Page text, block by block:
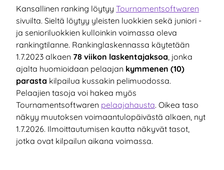
Kansallinen ranking löytyy Tournamentsoftwaren
sivuilta. Sieltä löytyy yleisten luokkien sekä juniori -
ja senioriluokkien kulloinkin voimassa oleva
rankingtilanne. Rankinglaskennassa käytetään
1.7.2023 alkaen 78 viikon laskentajaksoa, jonka
ajalta huomioidaan pelaajan kymmenen (10)
parasta kilpailua kussakin pelimuodossa.
Pelaajien tasoja voi hakea myös
Tournamentsoftwaren pelaajahausta. Oikea taso
näkyy muutoksen voimaantulopäivästä alkaen, nyt
1.7.2026. Ilmoittautumisen kautta näkyvät tasot,
jotka ovat kilpailun aikana voimassa.